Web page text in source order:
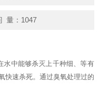
量：1047
水中能够杀灭上千种细、等有
快速杀死。通过臭氧处理过的